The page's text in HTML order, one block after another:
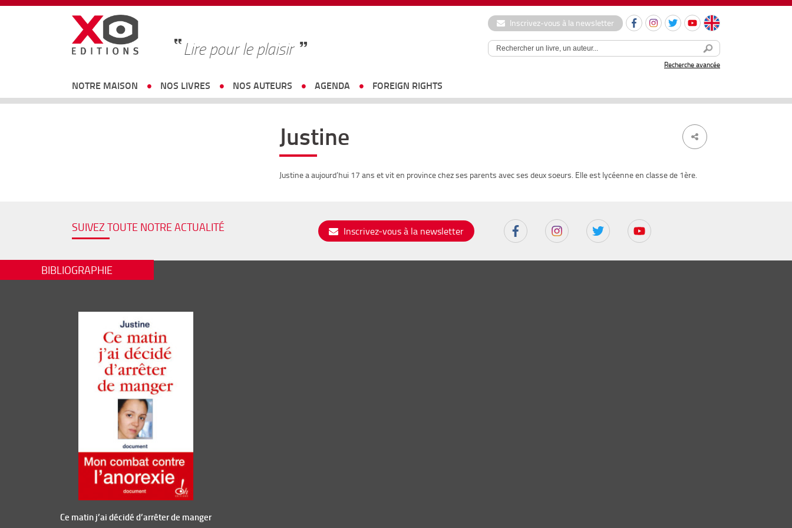
Lire pour le plaisir
Inscrivez-vous à la newsletter
Recherche avancée
NOTRE MAISON NOS LIVRES NOS AUTEURS AGENDA FOREIGN RIGHTS
Justine
Justine a aujourd’hui 17 ans et vit en province chez ses parents avec ses deux soeurs. Elle est lycéenne en classe de 1ère.
SUIVEZ TOUTE NOTRE ACTUALITÉ Inscrivez-vous à la newsletter
BIBLIOGRAPHIE
Ce matin j’ai décidé d’arrêter de manger